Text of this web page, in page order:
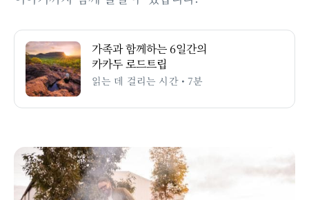
가족과 함께하는 6일간의
카카두 로드트립
읽는 데 걸리는 시간 • 7분